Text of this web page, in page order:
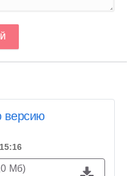
версию
Мб)